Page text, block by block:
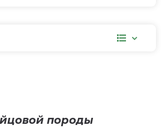
породы